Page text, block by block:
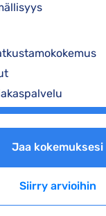
Jaa kokemuksesi
Siirry arvioihin